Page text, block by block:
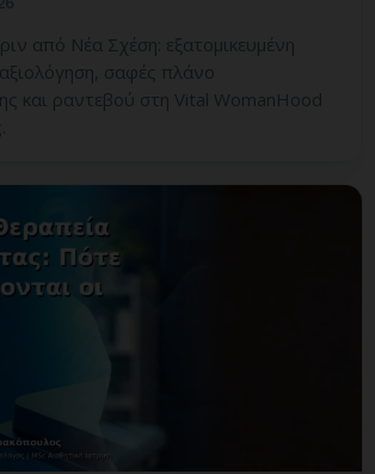
από Νέα Σχέση: εξατομικευμένη
σαφές πλάνο
και ραντεβού στη Vital WomanHood